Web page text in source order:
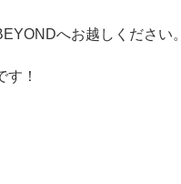
へお越しください。
！